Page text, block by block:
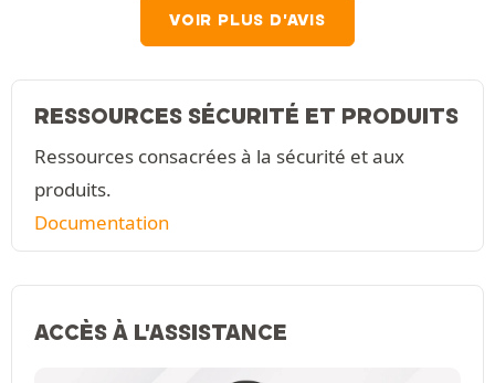
VOIR PLUS D'AVIS
RESSOURCES SÉCURITÉ ET PRODUITS
Ressources consacrées à la sécurité et aux
produits.
Documentation
ACCÈS À L'ASSISTANCE